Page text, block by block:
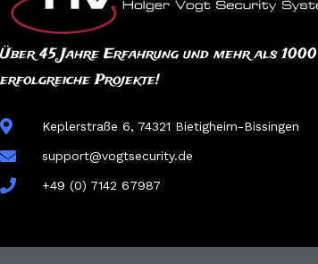
Über 45 Jahre Erfahrung und mehr als 1000
erfolgreiche Projekte!
Keplerstraße 6, 74321 Bietigheim-Bissingen
support@vogtsecurity.de
+49 (0) 7142 67987